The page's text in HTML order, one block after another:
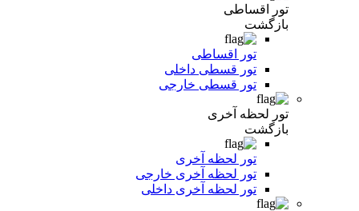
تور اقساطی
بازگشت
تور اقساطی
تور قسطی داخلی
تور قسطی خارجی
تور لحظه آخری
بازگشت
تور لحظه آخری
تور لحظه آخری خارجی
تور لحظه آخری داخلی